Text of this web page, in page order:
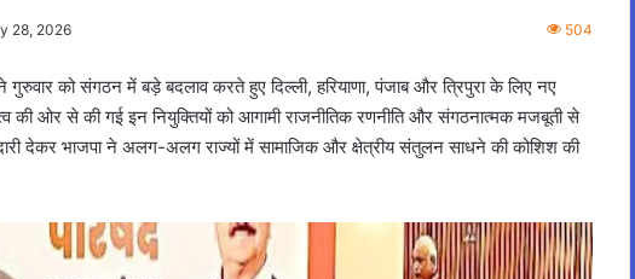
28, 2026 504
ने गुरुवार को संगठन में बड़े बदलाव करते हुए दिल्ली, हरियाणा, पंजाब और त्रिपुरा के लिए नए
की ओर से की गई इन नियुक्तियों को आगामी राजनीतिक रणनीति और संगठनात्मक मजबूती से
देकर भाजपा ने अलग-अलग राज्यों में सामाजिक और क्षेत्रीय संतुलन साधने की कोशिश की